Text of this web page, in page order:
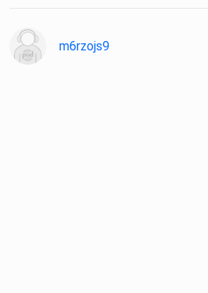
m6rzojs9